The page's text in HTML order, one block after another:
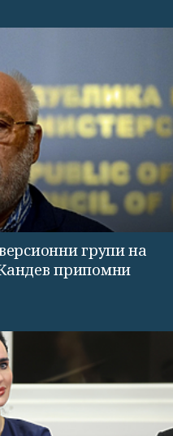
групи на
припомни